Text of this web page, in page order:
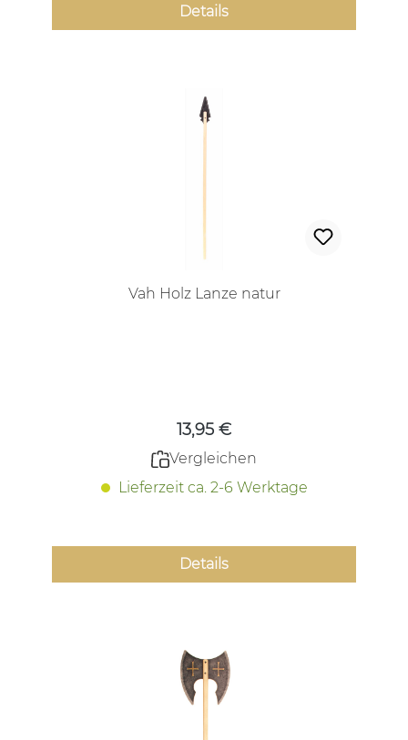
Details
Vah Holz Lanze natur
13,95 €
Vergleichen
Lieferzeit ca. 2-6 Werktage
Details